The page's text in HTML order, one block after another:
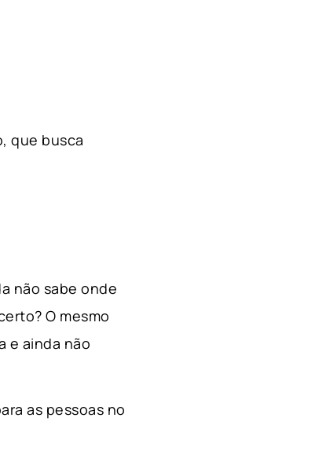
que busca
não sabe onde
O mesmo
e ainda não
as pessoas no